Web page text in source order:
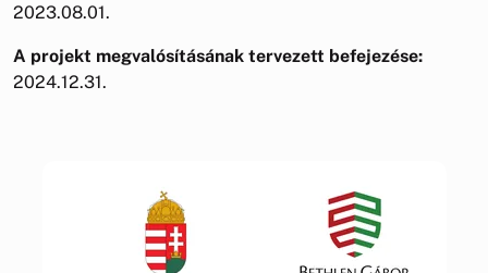
2023.08.01.
A projekt megvalósításának tervezett befejezése:
2024.12.31.